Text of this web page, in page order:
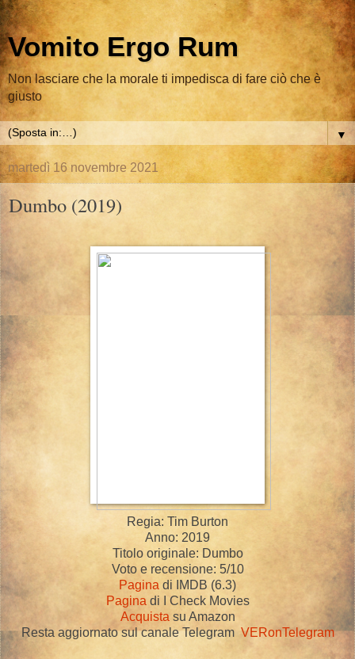
Vomito Ergo Rum
Non lasciare che la morale ti impedisca di fare ciò che è
giusto
▼
martedì 16 novembre 2021
Dumbo (2019)
Regia: Tim Burton
Anno: 2019
Titolo originale: Dumbo
Voto e recensione: 5/10
Pagina di IMDB (6.3)
Pagina di I Check Movies
Acquista su Amazon
Resta aggiornato sul canale TelegramVERonTelegram